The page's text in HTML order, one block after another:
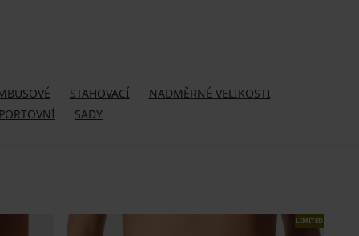
STAHOVACÍ
NADMĚRNÉ VELIKOSTI
SADY
LIMITED